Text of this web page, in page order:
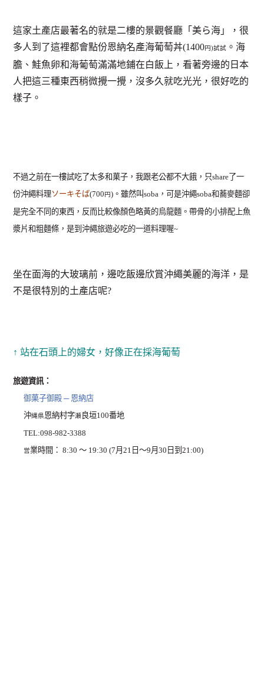
這家土產店最著名的就是二樓的景觀餐廳「美ら海」，很
多人到了這裡都會點份恩納名產海葡萄丼(1400円)試試 。海
膽、鮭魚卵和海葡萄滿滿地鋪在白飯上，看著旁邊的日本
人把這三種東西稍微攪一攪，沒多久就吃光光，很好吃的
樣子。
不過之前在一樓試吃了太多和菓子，我跟老公都不大餓，只share了一
份沖繩料理ソーキそば(700円 )。雖然叫soba，可是沖繩soba和蕎麥麵卻
是完全不同的東西，反而比較像顏色略黃的烏龍麵。帶骨的小排配上魚
漿片和粗麵條，是到沖繩旅遊必吃的一道料理喔~
坐在面海的大玻璃前，邊吃飯邊欣賞沖繩美麗的海洋，是
不是很特別的土產店呢?
↑ 站在石頭上的婦女，好像正在採海葡萄
旅遊資訊：
御菓子御殿 ─ 恩納店
沖縄県恩納村字瀬 良垣100番地
TEL:098-982-3388
営業時間： 8:30 ～ 19:30 (7月21日～9月30日到21:00)